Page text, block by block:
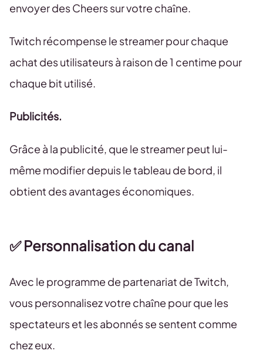
envoyer des Cheers sur votre chaîne.
Twitch récompense le streamer pour chaque
achat des utilisateurs à raison de 1 centime pour
chaque bit utilisé.
Publicités.
Grâce à la publicité, que le streamer peut lui-
même modifier depuis le tableau de bord, il
obtient des avantages économiques.
✅ Personnalisation du canal
Avec le programme de partenariat de Twitch,
vous personnalisez votre chaîne pour que les
spectateurs et les abonnés se sentent comme
chez eux.